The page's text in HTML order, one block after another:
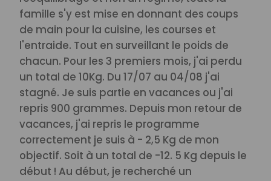
famille s'y est mise en donnant des coups
de main pour la cuisine, les courses et
l'entraide. Tout en surveillant le poids de
chacun. Pour les 3 premiers mois, j'ai perdu
un total de 10Kg. Du 17/07 au 04/08 j'ai
stagné. Je suis partie en vacances ou j'ai
repris 900 grammes. Depuis mon retour de
vacances, j'ai repris le programme
correctement je suis à - 2,5 Kg de mon
objectif. Soit à un total de -12. 5 Kg depuis le
début ! Au début, je recherché un